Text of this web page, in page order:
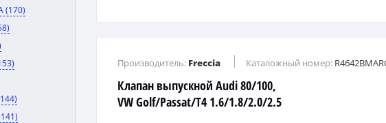
(170)
Клапан выпускной Audi 80/100,
VW Golf/Passat/T4 1.6/1.8/2.0/2.5
Производитель: Freccia Каталожный номер: